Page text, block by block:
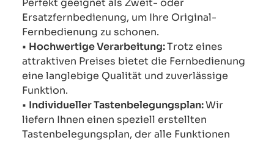
Perfekt geeignet als Zweit- oder
Ersatzfernbedienung, um Ihre Original-
Fernbedienung zu schonen.
• Hochwertige Verarbeitung:Trotz eines
attraktiven Preises bietet die Fernbedienung
eine langlebige Qualität und zuverlässige
Funktion.
• Individueller Tastenbelegungsplan:Wir
liefern Ihnen einen speziell erstellten
Tastenbelegungsplan, der alle Funktionen